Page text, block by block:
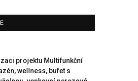
projektu Multifunkční
wellness, bufet s